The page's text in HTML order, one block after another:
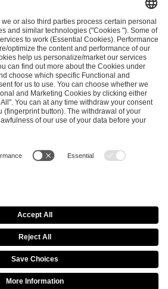
Cookie Policy
Terms of Use
Policy
Whistleblowing
Security & Disclosure